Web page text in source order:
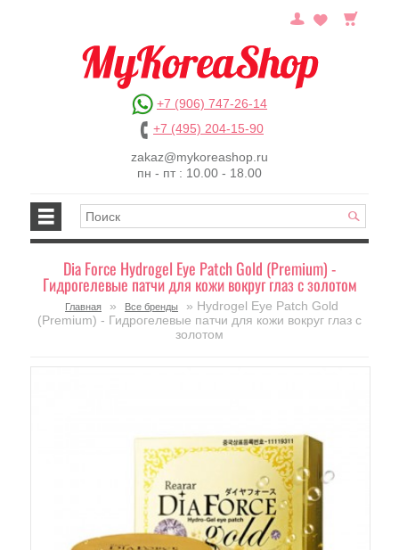
+7 (906) 747-26-14
+7 (495) 204-15-90
zakaz@mykoreashop.ru
пн - пт : 10.00 - 18.00
Dia Force Hydrogel Eye Patch Gold (Premium) -
Гидрогелевые патчи для кожи вокруг глаз с золотом
Главная » Все бренды
» Hydrogel Eye Patch Gold
(Premium) - Гидрогелевые патчи для кожи вокруг глаз с
золотом